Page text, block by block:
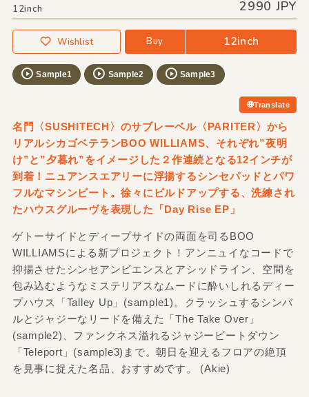
12inch 2990 JPY
Wishlist Buy 12inch
Sample1 Sample2 Sample3
Translate
名門〈SUSHITECH〉のサブレーベル〈PARITER〉から
リアルシカゴベテランBOO WILLIAMS、それぞれ”夜明
け”と”夕暮れ”をイメージした２作連続となる12インチが
到着！ニュアンスエアリーに浮揚するシンセパッドとパワ
フルなマシンビート。徐々にビルドアップする、洗練され
たハウスグルーヴを表現した「Day Rise EP」
ゲトーサイドとディープサイドの両面を司るBOO
WILLIAMSによる新プロジェクト！アンニュイなコードで
抑揚させたシンセアンビエンスとアシッドライン、空間を
包み込むようなミステリアスなムードに酔いしれるディー
プハウス「Talley Up」(sample1)。クラッシュするシンバ
ルとジャジーなリードを備えた「The Take Over」
(sample2)、ファンクネス溢れるジャジービートダウン
「Teleport」(sample3)まで。朝日を迎えるフロアの絶頂
を見事に捉えた名品、おすすめです。 (Akie)